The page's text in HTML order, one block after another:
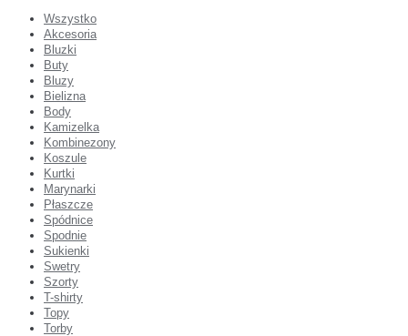
Wszystko
Akcesoria
Bluzki
Buty
Bluzy
Bielizna
Body
Kamizelka
Kombinezony
Koszule
Kurtki
Marynarki
Płaszcze
Spódnice
Spodnie
Sukienki
Swetry
Szorty
T-shirty
Topy
Torby